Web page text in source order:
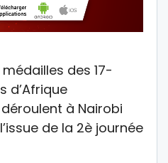
des 17-
d’Afrique
à Nairobi
de la 2è journée